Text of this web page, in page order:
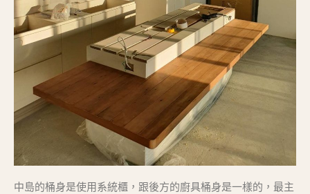
中島的桶身是使用系統櫃，跟後方的廚具桶身是一樣的，最主